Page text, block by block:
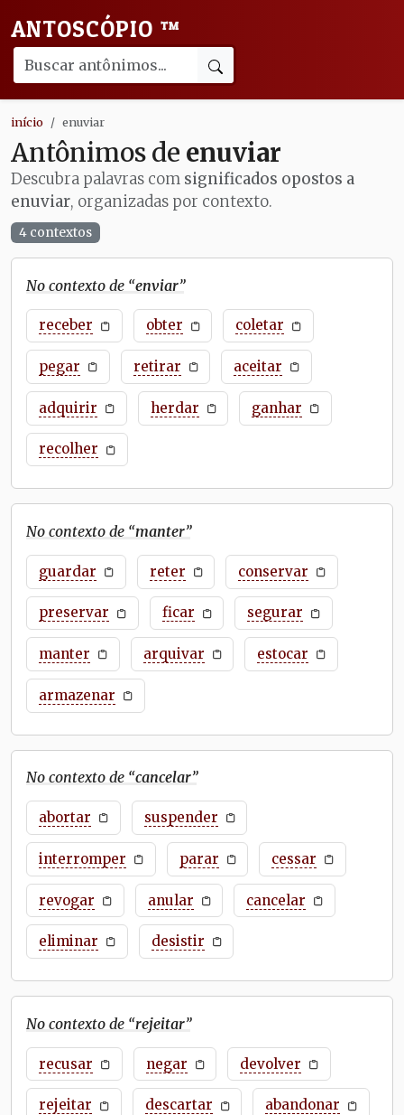
ANTOSCÓPIO ™
início enuviar
Antônimos de enuviar
Descubra palavras com significados opostos a
enuviar, organizadas por contexto.
4 contextos
No contexto de “enviar”
receber obter coletar
pegar retirar aceitar
adquirir herdar ganhar
recolher
No contexto de “manter”
guardar reter conservar
preservar ficar segurar
manter arquivar estocar
armazenar
No contexto de “cancelar”
abortar suspender
interromper parar cessar
revogar anular cancelar
eliminar desistir
No contexto de “rejeitar”
recusar negar devolver
rejeitar descartar abandonar